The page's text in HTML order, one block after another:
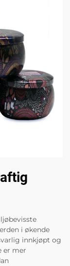
i økende
innkjøpt og
er mer